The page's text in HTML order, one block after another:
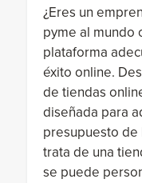
¿Eres un
pyme al mundo
plataforma
éxito online.
de tiendas
diseñada para
presupuesto de
trata de una
se puede